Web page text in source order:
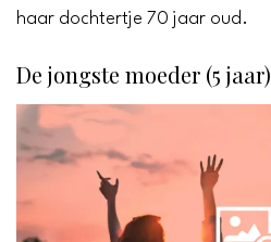
haar dochtertje 70 jaar oud.
De jongste moeder (5 jaar)